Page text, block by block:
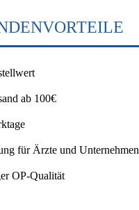
ab 100€
für Ärzte und Unternehmen
OP-Qualität